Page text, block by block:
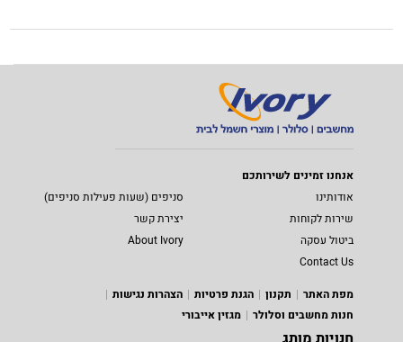
אנחנו זמינים לשירותכם
אודותינו
סניפים (שעות פעילות סניפים)
שירות לקוחות
יצירת קשר
ביטול עסקה
About Ivory
Contact Us
מפת האתר
תקנון הגנת פרטיות
הצהרות נגישות
חנות מחשבים וסלולר
מגזין אייבורי